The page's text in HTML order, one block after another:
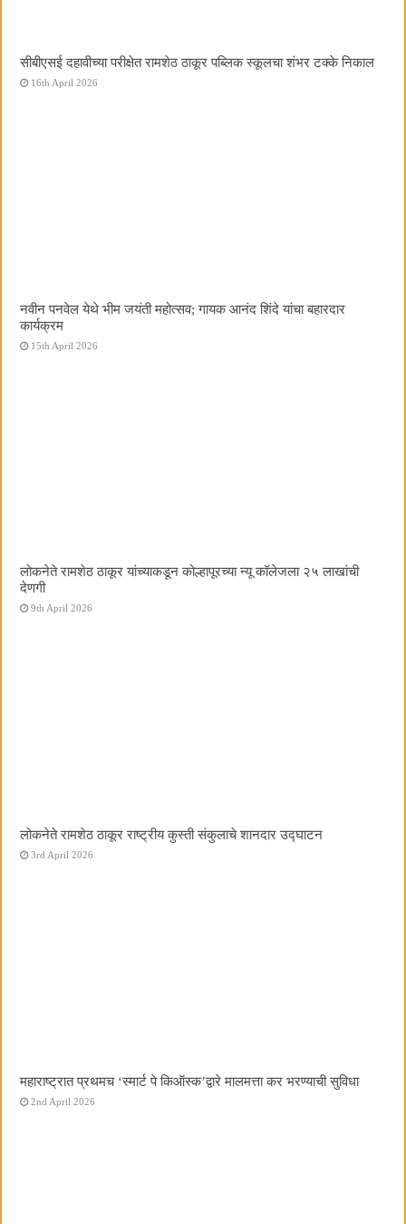
सीबीएसई दहावीच्या परीक्षेत रामशेठ ठाकूर पब्लिक स्कूलचा शंभर टक्के निकाल
16th April 2026
नवीन पनवेल येथे भीम जयंती महोत्सव; गायक आनंद शिंदे यांचा बहारदार
कार्यक्रम
15th April 2026
लोकनेते रामशेठ ठाकूर यांच्याकडून कोल्हापूरच्या न्यू कॉलेजला २५ लाखांची
देणगी
9th April 2026
लोकनेते रामशेठ ठाकूर राष्ट्रीय कुस्ती संकुलाचे शानदार उद्घाटन
3rd April 2026
महाराष्ट्रात प्रथमच ‌‘स्मार्ट पे किऑस्क‌’द्वारे मालमत्ता कर भरण्याची सुविधा
2nd April 2026